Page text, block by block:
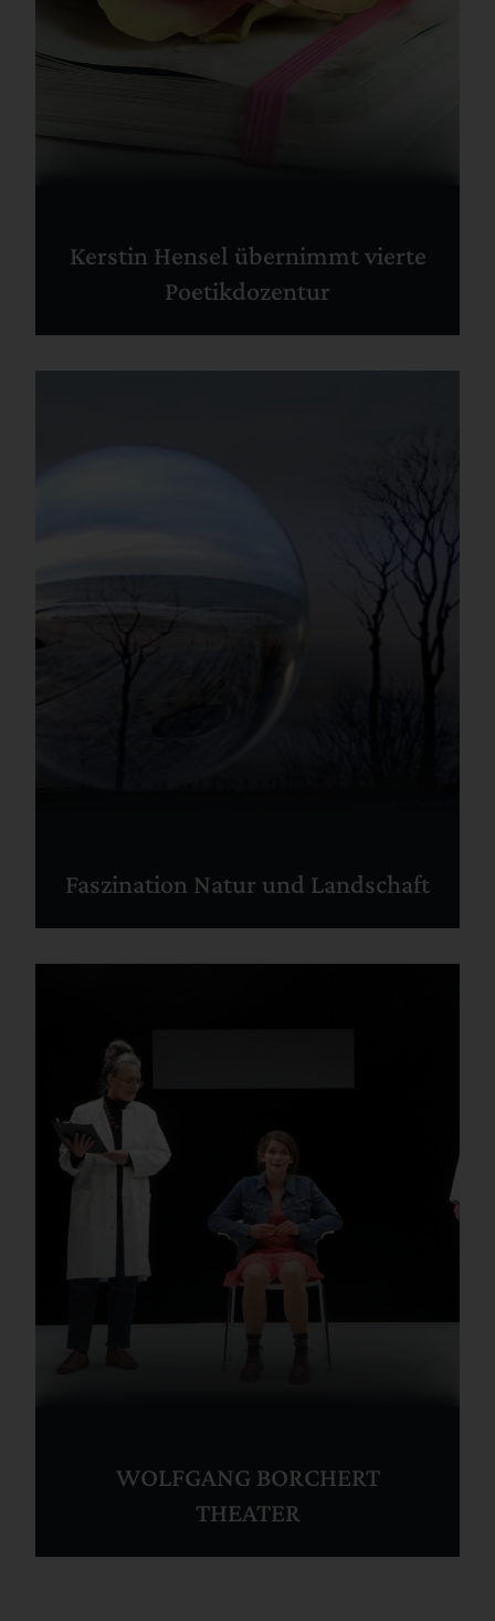
Kerstin Hensel übernimmt vierte
Poetikdozentur
Faszination Natur und Landschaft
WOLFGANG BORCHERT
THEATER